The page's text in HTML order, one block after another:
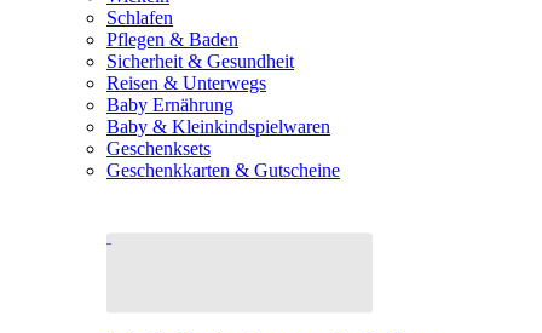
Schlafen
Pflegen & Baden
Sicherheit & Gesundheit
Reisen & Unterwegs
Baby Ernährung
Baby & Kleinkindspielwaren
Geschenksets
Geschenkkarten & Gutscheine